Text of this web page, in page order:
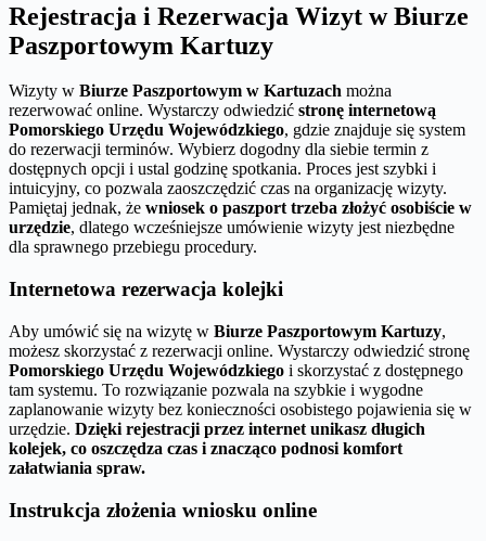
Rejestracja i Rezerwacja Wizyt w Biurze
Paszportowym Kartuzy
Wizyty w Biurze Paszportowym w Kartuzach można
rezerwować online. Wystarczy odwiedzić stronę internetową
Pomorskiego Urzędu Wojewódzkiego, gdzie znajduje się system
do rezerwacji terminów. Wybierz dogodny dla siebie termin z
dostępnych opcji i ustal godzinę spotkania. Proces jest szybki i
intuicyjny, co pozwala zaoszczędzić czas na organizację wizyty.
Pamiętaj jednak, że wniosek o paszport trzeba złożyć osobiście w
urzędzie, dlatego wcześniejsze umówienie wizyty jest niezbędne
dla sprawnego przebiegu procedury.
Internetowa rezerwacja kolejki
Aby umówić się na wizytę w Biurze Paszportowym Kartuzy,
możesz skorzystać z rezerwacji online. Wystarczy odwiedzić stronę
Pomorskiego Urzędu Wojewódzkiego i skorzystać z dostępnego
tam systemu. To rozwiązanie pozwala na szybkie i wygodne
zaplanowanie wizyty bez konieczności osobistego pojawienia się w
urzędzie. Dzięki rejestracji przez internet unikasz długich
kolejek, co oszczędza czas i znacząco podnosi komfort
załatwiania spraw.
Instrukcja złożenia wniosku online